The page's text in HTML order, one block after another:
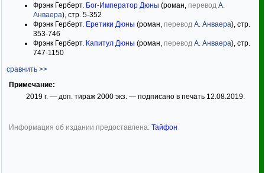
Фрэнк Герберт. Бог-Император Дюны (роман, перевод А.
Анваера), стр. 5-352
Фрэнк Герберт. Еретики Дюны (роман, перевод А. Анваера), стр.
353-746
Фрэнк Герберт. Капитул Дюны (роман, перевод А. Анваера), стр.
747-1150
сравнить >>
Примечание:
2019 г. — доп. тираж 2000 экз. — подписано в печать 12.08.2019.
Информация об издании предоставлена: Тайфон